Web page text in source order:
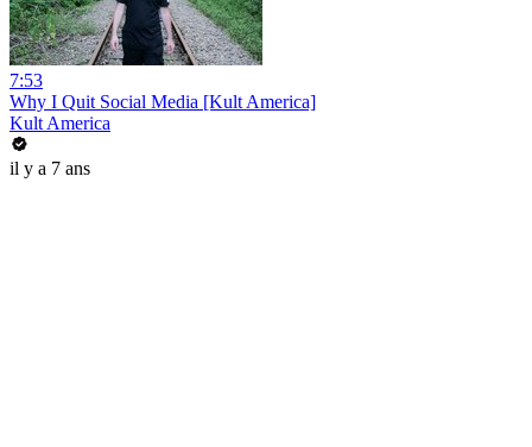
7:53
Why I Quit Social Media [Kult America]
Kult America
il y a 7 ans